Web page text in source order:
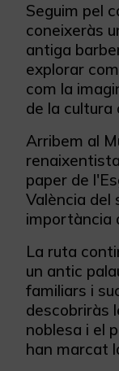
Seguim pel
coneixeràs
antiga
explorar
com la
de la cultura
Arribem al
paper de
València del
importància
La ruta
un antic
familiars i
descobriràs
noblesa i el
han marcat